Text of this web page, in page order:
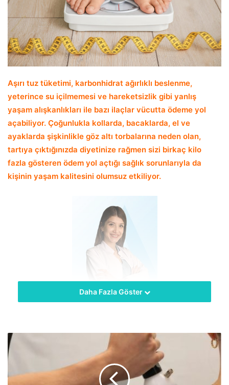
Aşırı tuz tüketimi, karbonhidrat ağırlıklı beslenme,
yeterince su içilmemesi ve hareketsizlik gibi yanlış
yaşam alışkanlıkları ile bazı ilaçlar vücutta ödeme yol
açabiliyor. Çoğunlukla kollarda, bacaklarda, el ve
ayaklarda şişkinlikle göz altı torbalarına neden olan,
tartıya çıktığınızda diyetinize rağmen sizi birkaç kilo
fazla gösteren ödem yol açtığı sağlık sorunlarıyla da
kişinin yaşam kalitesini olumsuz etkiliyor.
besinlerin vücutta su tutulumunu kolaylaştırıp ödeme
neden olduğunu, bazılarının ise ödemden kurtulmaya fayda
sağladığını belirtirken, ödem söktürücü çaylar konusunda
uyarıyor. Masum görünen bu çayların bilinçsiz
Daha Fazla Göster